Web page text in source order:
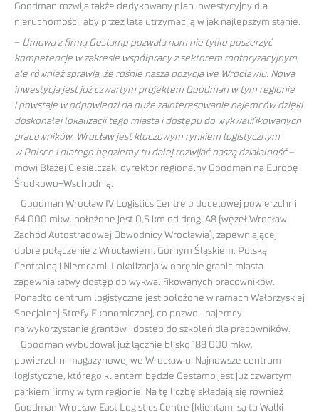
Goodman rozwija także dedykowany plan inwestycyjny dla
nieruchomości, aby przez lata utrzymać ją w jak najlepszym stanie.
– Umowa z firmą Gestamp pozwala nam nie tylko poszerzyć
kompetencje w zakresie współpracy z sektorem motoryzacyjnym,
ale również sprawia, że rośnie nasza pozycja we Wrocławiu. Nowa
inwestycja jest już czwartym projektem Goodman w tym regionie
i powstaje w odpowiedzi na duże zainteresowanie najemców dzięki
doskonałej lokalizacji tego miasta i dostępu do wykwalifikowanych
pracowników. Wrocław jest kluczowym rynkiem logistycznym
w Polsce i dlatego będziemy tu dalej rozwijać naszą działalność–
mówi Błażej Ciesielczak, dyrektor regionalny Goodman na Europę
Środkowo-Wschodnią.
Goodman Wrocław IV Logistics Centre o docelowej powierzchni
64 000 mkw. położone jest 0,5 km od drogi A8 (węzeł Wrocław
Zachód Autostradowej Obwodnicy Wrocławia), zapewniającej
dobre połączenie z Wrocławiem, Górnym Śląskiem, Polską
Centralną i Niemcami. Lokalizacja w obrębie granic miasta
zapewnia łatwy dostęp do wykwalifikowanych pracowników.
Ponadto centrum logistyczne jest położone w ramach Wałbrzyskiej
Specjalnej Strefy Ekonomicznej, co pozwoli najemcy
na wykorzystanie grantów i dostęp do szkoleń dla pracowników.
Goodman wybudował już łącznie blisko 188 000 mkw.
powierzchni magazynowej we Wrocławiu. Najnowsze centrum
logistyczne, którego klientem będzie Gestamp jest już czwartym
parkiem firmy w tym regionie. Na tę liczbę składają się również
Goodman Wrocław East Logistics Centre (klientami są tu Walki